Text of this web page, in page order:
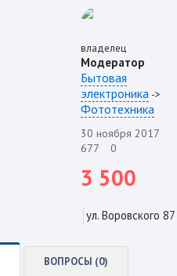
владелец
Модератор
Бытовая
электроника ->
Фототехника
30 ноября 2017
677
0
3 500
ул. Воровского 87
ВОПРОСЫ (0)